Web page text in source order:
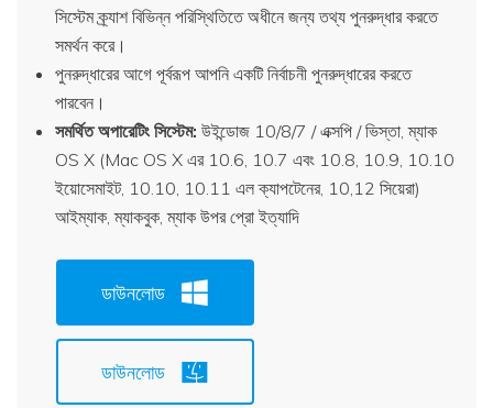
সিস্টেম ক্র্যাশ বিভিন্ন পরিস্থিতিতে অধীনে জন্য তথ্য পুনরুদ্ধার করতে
সমর্থন করে।
পুনরুদ্ধারের আগে পূর্বরূপ আপনি একটি নির্বাচনী পুনরুদ্ধারের করতে
পারবেন।
সমর্থিত অপারেটিং সিস্টেম: উইন্ডোজ 10/8/7 / এক্সপি / ভিস্তা, ম্যাক
OS X (Mac OS X এর 10.6, 10.7 এবং 10.8, 10.9, 10.10
ইয়োসেমাইট, 10.10, 10.11 এল ক্যাপটেনের, 10,12 সিয়েরা)
আইম্যাক, ম্যাকবুক, ম্যাক উপর প্রো ইত্যাদি
ডাউনলোড
ডাউনলোড